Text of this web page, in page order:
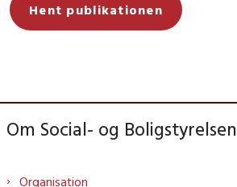
Hent publikationen
Om Social- og Boligstyrelsen
Organisation